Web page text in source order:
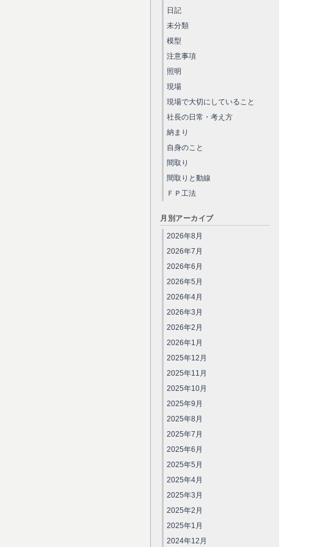
日記
未分類
模型
注意事項
照明
現場
現場で大切にしていること
社長の日常・考え方
納まり
自身のこと
間取り
間取りと動線
ＦＰ工法
月別アーカイブ
2026年8月
2026年7月
2026年6月
2026年5月
2026年4月
2026年3月
2026年2月
2026年1月
2025年12月
2025年11月
2025年10月
2025年9月
2025年8月
2025年7月
2025年6月
2025年5月
2025年4月
2025年3月
2025年2月
2025年1月
2024年12月